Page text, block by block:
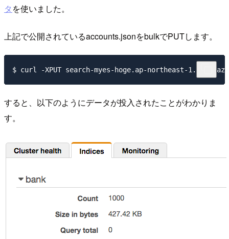
タ を使いました。
上記で公開されているaccounts.jsonをbulkでPUTします。
すると、以下のようにデータが投入されたことがわかりま
す。